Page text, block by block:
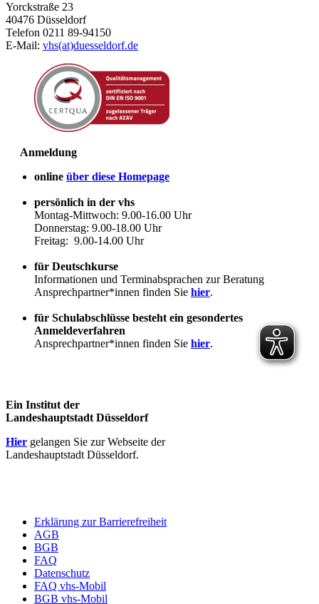
Yorckstraße 23
40476 Düsseldorf
Telefon 0211 89-94150
E-Mail: vhs(at)duesseldorf.de
Anmeldung
online über diese Homepage
persönlich in der vhs
Montag-Mittwoch: 9.00-16.00 Uhr
Donnerstag: 9.00-18.00 Uhr
Freitag: 9.00-14.00 Uhr
für Deutschkurse
Informationen und Terminabsprachen zur Beratung
Ansprechpartner*innen finden Sie hier.
für Schulabschlüsse besteht ein gesondertes
Anmeldeverfahren
Ansprechpartner*innen finden Sie hier.
Ein Institut der
Landeshauptstadt Düsseldorf
Hier gelangen Sie zur Webseite der
Landeshauptstadt Düsseldorf.
Erklärung zur Barrierefreiheit
AGB
BGB
FAQ
Datenschutz
FAQ vhs-Mobil
BGB vhs-Mobil